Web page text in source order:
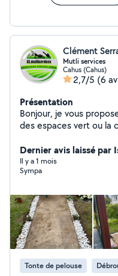
Clément
Mutli services
Cahus (Cahus)
2,7/5 (6
Présentation
Bonjour, je vous
des espaces vert ou la
contacter pour un devis.
Dernier avis laissé par
Il y a 1 mois
Sympa
Tonte de pelouse